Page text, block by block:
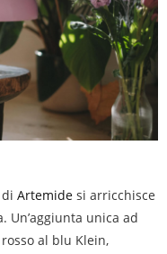
Artemide si arricchisce
Un’aggiunta unica ad
al blu Klein,